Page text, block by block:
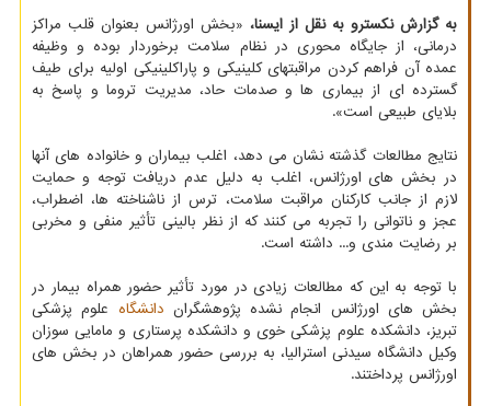
به گزارش نکسترو به نقل از ایسنا، «بخش اورژانس بعنوان قلب مراکز
درمانی، از جایگاه محوری در نظام سلامت برخوردار بوده و وظیفه
عمده آن فراهم کردن مراقبتهای کلینیکی و پاراکلینیکی اولیه برای طیف
گسترده ای از بیماری ها و صدمات حاد، مدیریت تروما و پاسخ به
بلایای طبیعی است».
نتایج مطالعات گذشته نشان می دهد، اغلب بیماران و خانواده های آنها
در بخش های اورژانس، اغلب به دلیل عدم دریافت توجه و حمایت
لازم از جانب کارکنان مراقبت سلامت، ترس از ناشناخته ها، اضطراب،
عجز و ناتوانی را تجربه می کنند که از نظر بالینی تأثیر منفی و مخربی
بر رضایت مندی و... داشته است.
با توجه به این که مطالعات زیادی در مورد تأثیر حضور همراه بیمار در
بخش های اورژانس انجام نشده پژوهشگران دانشگاه علوم پزشکی
تبریز، دانشکده علوم پزشکی خوی و دانشکده پرستاری و مامایی سوزان
وکیل دانشگاه سیدنی استرالیا، به بررسی حضور همراهان در بخش های
اورژانس پرداختند.